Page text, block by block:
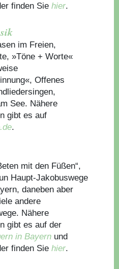
finden Sie hier.
im Freien,
»Töne + Worte«
Offenes
See. Nähere
gibt es auf
.
mit den Füßen“,
Haupt-Jakobuswege
daneben aber
andere
Nähere
gibt es auf der
in Bayern und
finden Sie hier.